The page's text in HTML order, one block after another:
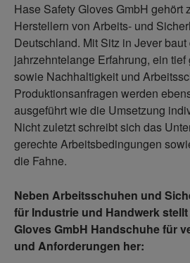
Hase Safety Gloves GmbH gehört
Herstellern von Arbeits- und
Deutschland. Mit Sitz in Jever
jahrzehntelange Erfahrung, ein
sowie Nachhaltigkeit und
Produktionsanfragen werden
ausgeführt wie die Umsetzung
Nicht zuletzt schreibt sich das
gerechte Arbeitsbedingungen
die Fahne.
Neben Arbeitsschuhen und
für Industrie und Handwerk
Gloves GmbH Handschuhe für
und Anforderungen her: